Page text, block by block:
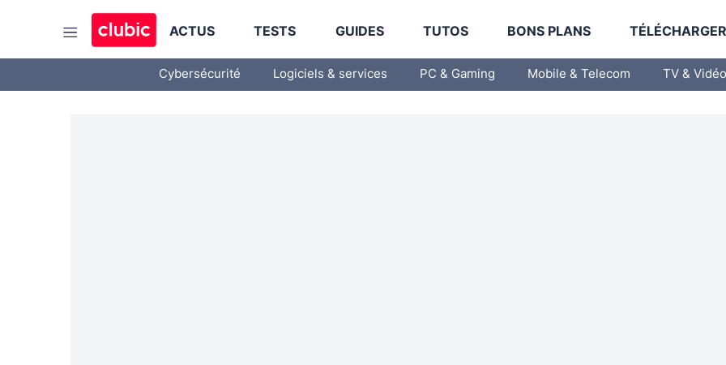
ACTUS TESTS GUIDES TUTOS BONS PLANS
Cybersécurité Logiciels & services PC & Gaming Mobile & Telecom TV & Vidéo